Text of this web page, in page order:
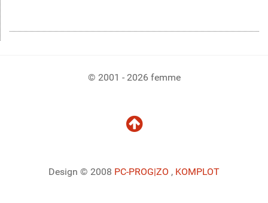
© 2001 - 2026 femme
Design © 2008 PC-PROG|ZO , KOMPLOT